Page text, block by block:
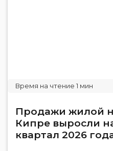
Продажи жилой
Кипре выросли на
квартал 2026